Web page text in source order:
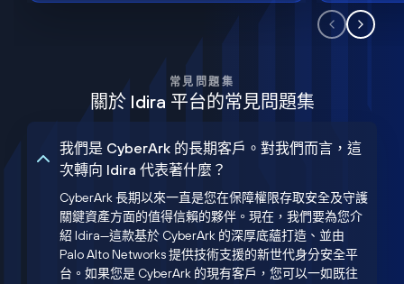
常見問題集
關於 Idira 平台的常見問題集
我們是 CyberArk 的長期客戶。對我們而言，這
次轉向 Idira 代表著什麼？
CyberArk 長期以來一直是您在保障權限存取安全及守護
關鍵資產方面的值得信賴的夥伴。現在，我們要為您介
紹 Idira—這款基於 CyberArk 的深厚底蘊打造、並由
Palo Alto Networks 提供技術支援的新世代身分安全平
台。如果您是 CyberArk 的現有客戶，您可以一如既往